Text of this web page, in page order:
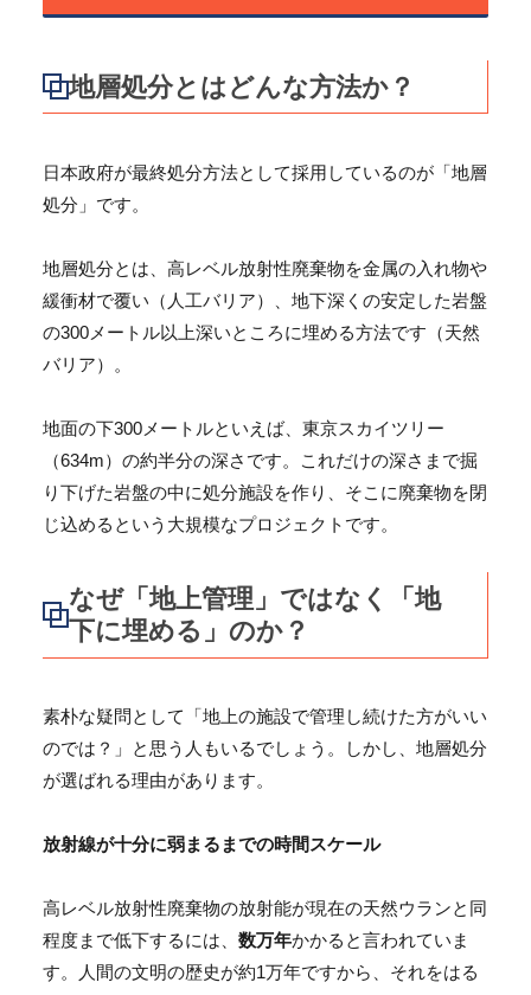
地層処分とはどんな方法か？
日本政府が最終処分方法として採用しているのが「地層
処分」です。
地層処分とは、高レベル放射性廃棄物を金属の入れ物や
緩衝材で覆い（人工バリア）、地下深くの安定した岩盤
の300メートル以上深いところに埋める方法です（天然
バリア）。
地面の下300メートルといえば、東京スカイツリー
（634m）の約半分の深さです。これだけの深さまで掘
り下げた岩盤の中に処分施設を作り、そこに廃棄物を閉
じ込めるという大規模なプロジェクトです。
なぜ「地上管理」ではなく「地
下に埋める」のか？
素朴な疑問として「地上の施設で管理し続けた方がいい
のでは？」と思う人もいるでしょう。しかし、地層処分
が選ばれる理由があります。
放射線が十分に弱まるまでの時間スケール
高レベル放射性廃棄物の放射能が現在の天然ウランと同
程度まで低下するには、 数万年かかると言われていま
す。人間の文明の歴史が約1万年ですから、それをはる